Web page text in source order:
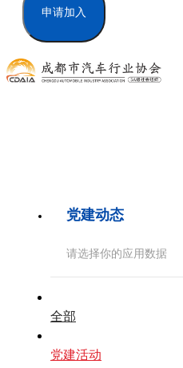
申请加入
党建动态
请选择你的应用数据
全部
党建活动